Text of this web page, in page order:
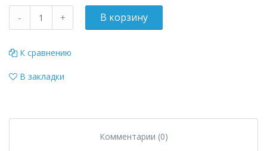
К сравнению
В закладки
Комментарии (0)